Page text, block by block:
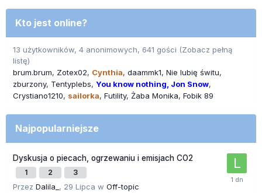
Kto jest online?
13 użytkowników, 4 anonimowych, 641 gości (Zobacz pełną
listę)
brum.brum
Zotex02 Cynthia daammk1 Nie lubię świtu
zburzony Tentyplebs You know nothing, Jon Snow
Crystiano1210
sailorka Futility Żaba Monika Fobik 89
Najpopularniejsze
Dyskusja o piecach, ogrzewaniu i emisjach CO2
1 2 3
Przez Dalila_ , 29 Lipca w Off-topic